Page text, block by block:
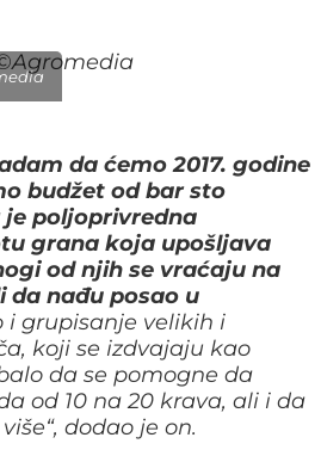
da ćemo 2017. godine
budžet od bar sto
poljoprivredna
grana koja upošljava
od njih se vraćaju na
da nađu posao u
i grupisanje velikih i
koji se izdvajaju kao
da se pomogne da
od 10 na 20 krava, ali i da
dodao je on.